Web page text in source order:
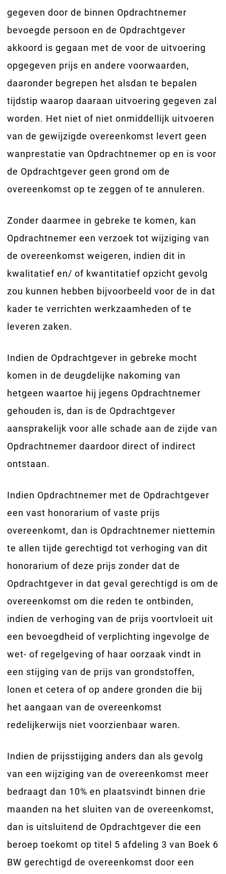
gegeven door de binnen Opdrachtnemer
bevoegde persoon en de Opdrachtgever
akkoord is gegaan met de voor de uitvoering
opgegeven prijs en andere voorwaarden,
daaronder begrepen het alsdan te bepalen
tijdstip waarop daaraan uitvoering gegeven zal
worden. Het niet of niet onmiddellijk uitvoeren
van de gewijzigde overeenkomst levert geen
wanprestatie van Opdrachtnemer op en is voor
de Opdrachtgever geen grond om de
overeenkomst op te zeggen of te annuleren.
Zonder daarmee in gebreke te komen, kan
Opdrachtnemer een verzoek tot wijziging van
de overeenkomst weigeren, indien dit in
kwalitatief en/ of kwantitatief opzicht gevolg
zou kunnen hebben bijvoorbeeld voor de in dat
kader te verrichten werkzaamheden of te
leveren zaken.
Indien de Opdrachtgever in gebreke mocht
komen in de deugdelijke nakoming van
hetgeen waartoe hij jegens Opdrachtnemer
gehouden is, dan is de Opdrachtgever
aansprakelijk voor alle schade aan de zijde van
Opdrachtnemer daardoor direct of indirect
ontstaan.
Indien Opdrachtnemer met de Opdrachtgever
een vast honorarium of vaste prijs
overeenkomt, dan is Opdrachtnemer niettemin
te allen tijde gerechtigd tot verhoging van dit
honorarium of deze prijs zonder dat de
Opdrachtgever in dat geval gerechtigd is om de
overeenkomst om die reden te ontbinden,
indien de verhoging van de prijs voortvloeit uit
een bevoegdheid of verplichting ingevolge de
wet- of regelgeving of haar oorzaak vindt in
een stijging van de prijs van grondstoffen,
lonen et cetera of op andere gronden die bij
het aangaan van de overeenkomst
redelijkerwijs niet voorzienbaar waren.
Indien de prijsstijging anders dan als gevolg
van een wijziging van de overeenkomst meer
bedraagt dan 10% en plaatsvindt binnen drie
maanden na het sluiten van de overeenkomst,
dan is uitsluitend de Opdrachtgever die een
beroep toekomt op titel 5 afdeling 3 van Boek 6
BW gerechtigd de overeenkomst door een